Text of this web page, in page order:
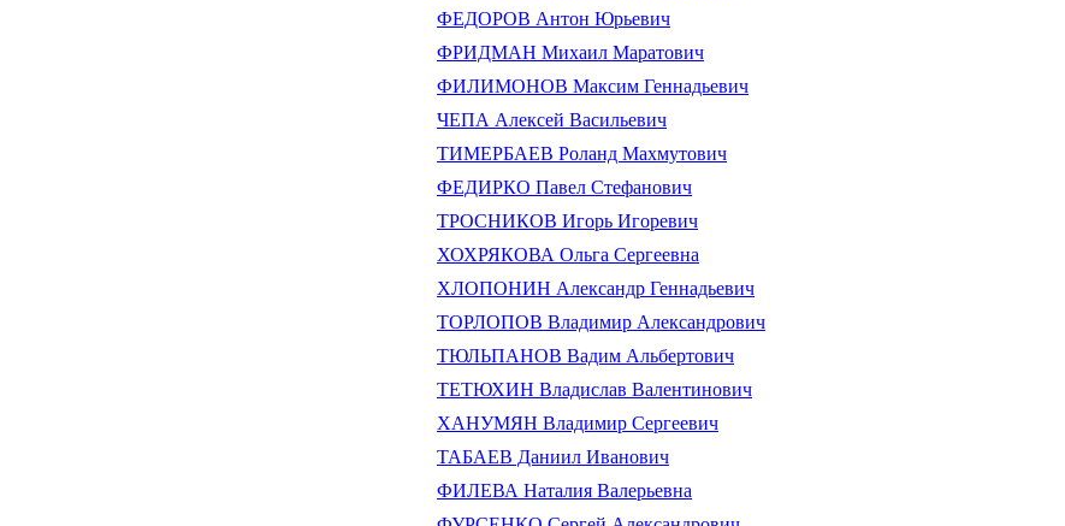
ФЕДОРОВ Антон Юрьевич
ФРИДМАН Михаил Маратович
ФИЛИМОНОВ Максим Геннадьевич
ЧЕПА Алексей Васильевич
ТИМЕРБАЕВ Роланд Махмутович
ФЕДИРКО Павел Стефанович
ТРОСНИКОВ Игорь Игоревич
ХОХРЯКОВА Ольга Сергеевна
ХЛОПОНИН Александр Геннадьевич
ТОРЛОПОВ Владимир Александрович
ТЮЛЬПАНОВ Вадим Альбертович
ТЕТЮХИН Владислав Валентинович
ХАНУМЯН Владимир Сергеевич
ТАБАЕВ Даниил Иванович
ФИЛЕВА Наталия Валерьевна